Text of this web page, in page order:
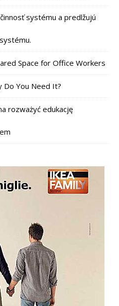
systému a predlžujú
Space for Office Workers
Do You Need It?
rozważyć edukację